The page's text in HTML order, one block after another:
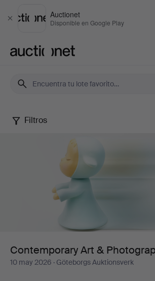
Cerrar
Auctionet
Disponible en Google Play
Contemporary
Photography
Filtros
Contemporary Art &
10 may 2026 · Göteborgs Auktionsverk